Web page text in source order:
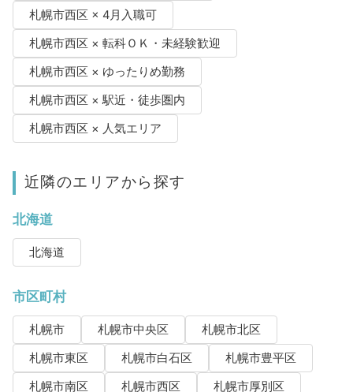
札幌市西区 × 4月入職可
札幌市西区 × 転科ＯＫ・未経験歓迎
札幌市西区 × ゆったりめ勤務
札幌市西区 × 駅近・徒歩圏内
札幌市西区 × 人気エリア
近隣のエリアから探す
北海道
北海道
市区町村
札幌市 札幌市中央区
札幌市北区
札幌市東区
札幌市白石区
札幌市豊平区
札幌市南区
札幌市西区 札幌市厚別区